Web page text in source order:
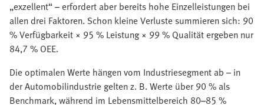
„exzellent“ – erfordert aber bereits hohe Einzelleistungen bei
allen drei Faktoren. Schon kleine Verluste summieren sich: 90
% Verfügbarkeit × 95 % Leistung × 99 % Qualität ergeben nur
84,7 % OEE.
Die optimalen Werte hängen vom Industriesegment ab – in
der Automobilindustrie gelten z. B. Werte über 90 % als
Benchmark, während im Lebensmittelbereich 80–85 %